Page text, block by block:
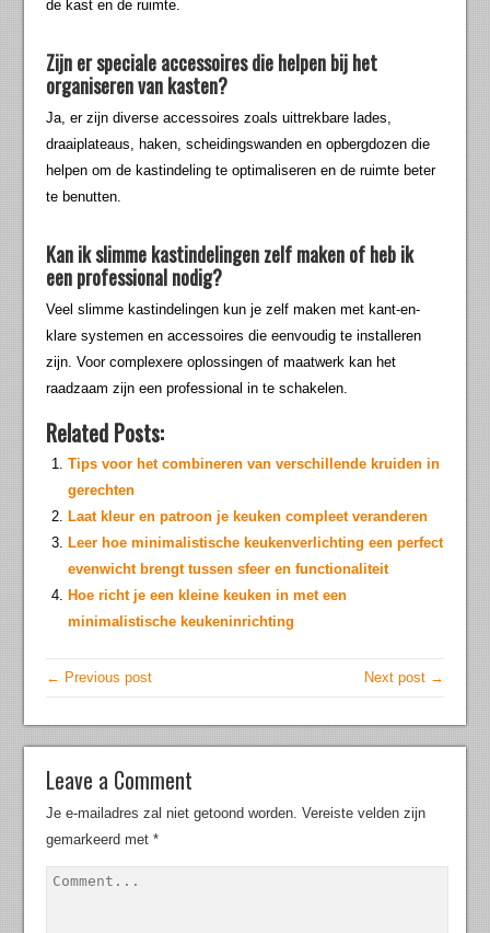
de kast en de ruimte.
Zijn er speciale accessoires die helpen bij het
organiseren van kasten?
Ja, er zijn diverse accessoires zoals uittrekbare lades,
draaiplateaus, haken, scheidingswanden en opbergdozen die
helpen om de kastindeling te optimaliseren en de ruimte beter
te benutten.
Kan ik slimme kastindelingen zelf maken of heb ik
een professional nodig?
Veel slimme kastindelingen kun je zelf maken met kant-en-
klare systemen en accessoires die eenvoudig te installeren
zijn. Voor complexere oplossingen of maatwerk kan het
raadzaam zijn een professional in te schakelen.
Related Posts:
Tips voor het combineren van verschillende kruiden in
gerechten
Laat kleur en patroon je keuken compleet veranderen
Leer hoe minimalistische keukenverlichting een perfect
evenwicht brengt tussen sfeer en functionaliteit
Hoe richt je een kleine keuken in met een
minimalistische keukeninrichting
← Previous post Next post →
Leave a Comment
Je e-mailadres zal niet getoond worden. Vereiste velden zijn
gemarkeerd met*